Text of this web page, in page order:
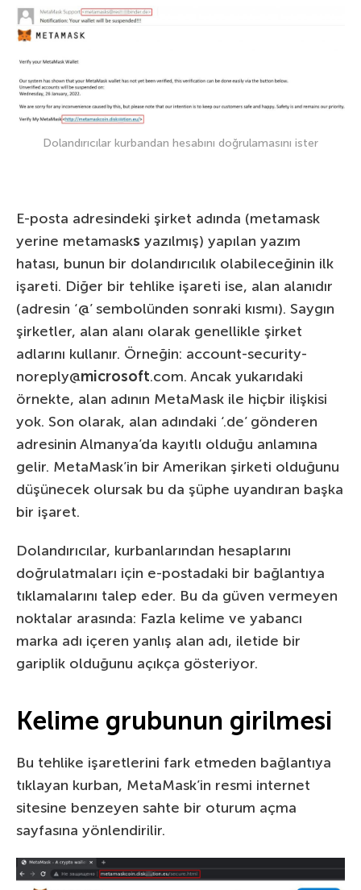
Dolandırıcılar kurbandan hesabını doğrulamasını ister
E-posta adresindeki şirket adında (metamask
yerine metamasks yazılmış) yapılan yazım
hatası, bunun bir dolandırıcılık olabileceğinin ilk
işareti. Diğer bir tehlike işareti ise, alan alanıdır
(adresin ‘@’ sembolünden sonraki kısmı). Saygın
şirketler, alan alanı olarak genellikle şirket
adlarını kullanır. Örneğin: account-security-
noreply@microsoft.com. Ancak yukarıdaki
örnekte, alan adının MetaMask ile hiçbir ilişkisi
yok. Son olarak, alan adındaki ‘.de’ gönderen
adresinin Almanya’da kayıtlı olduğu anlamına
gelir. MetaMask’in bir Amerikan şirketi olduğunu
düşünecek olursak bu da şüphe uyandıran başka
bir işaret.
Dolandırıcılar, kurbanlarından hesaplarını
doğrulatmaları için e-postadaki bir bağlantıya
tıklamalarını talep eder. Bu da güven vermeyen
noktalar arasında: Fazla kelime ve yabancı
marka adı içeren yanlış alan adı, iletide bir
gariplik olduğunu açıkça gösteriyor.
Kelime grubunun girilmesi
Bu tehlike işaretlerini fark etmeden bağlantıya
tıklayan kurban, MetaMask’in resmi internet
sitesine benzeyen sahte bir oturum açma
sayfasına yönlendirilir.